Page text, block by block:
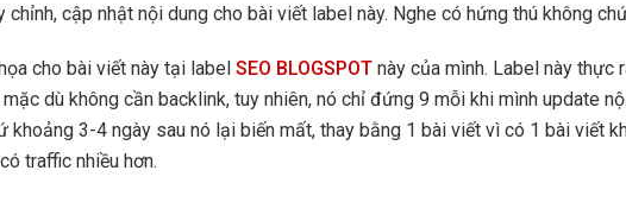
chỉnh, cập nhật nội dung cho bài viết label này. Nghe có hứng thú không
cho bài viết này tại label SEO BLOGSPOT này của mình. Label này thực
dù không cần backlink, tuy nhiên, nó chỉ đứng 9 mỗi khi mình update
khoảng 3-4 ngày sau nó lại biến mất, thay bằng 1 bài viết vì có 1 bài viết
traffic nhiều hơn.